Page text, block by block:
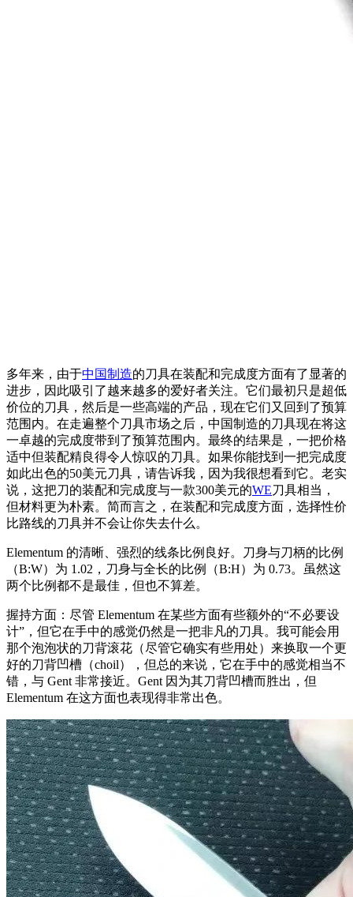
多年来，由于中国制造的刀具在装配和完成度方面有了显著的
进步，因此吸引了越来越多的爱好者关注。它们最初只是超低
价位的刀具，然后是一些高端的产品，现在它们又回到了预算
范围内。在走遍整个刀具市场之后，中国制造的刀具现在将这
一卓越的完成度带到了预算范围内。最终的结果是，一把价格
适中但装配精良得令人惊叹的刀具。如果你能找到一把完成度
如此出色的50美元刀具，请告诉我，因为我很想看到它。老实
说，这把刀的装配和完成度与一款300美元的WE刀具相当，
但材料更为朴素。简而言之，在装配和完成度方面，选择性价
比路线的刀具并不会让你失去什么。
Elementum 的清晰、强烈的线条比例良好。刀身与刀柄的比例
（B:W）为 1.02，刀身与全长的比例（B:H）为 0.73。虽然这
两个比例都不是最佳，但也不算差。
握持方面：尽管 Elementum 在某些方面有些额外的“不必要设
计”，但它在手中的感觉仍然是一把非凡的刀具。我可能会用
那个泡泡状的刀背滚花（尽管它确实有些用处）来换取一个更
好的刀背凹槽（choil），但总的来说，它在手中的感觉相当不
错，与 Gent 非常接近。Gent 因为其刀背凹槽而胜出，但
Elementum 在这方面也表现得非常出色。